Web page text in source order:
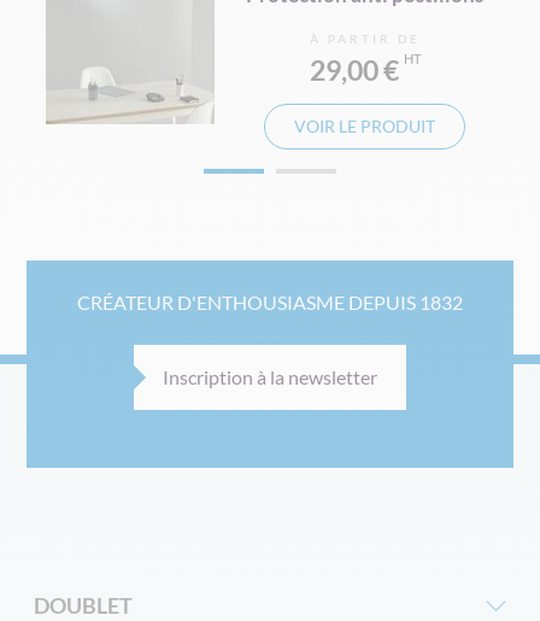
À PARTIR DE
29,00 €
VOIR LE PRODUIT
CRÉATEUR D'ENTHOUSIASME DEPUIS 1832
Inscription à la newsletter
DOUBLET